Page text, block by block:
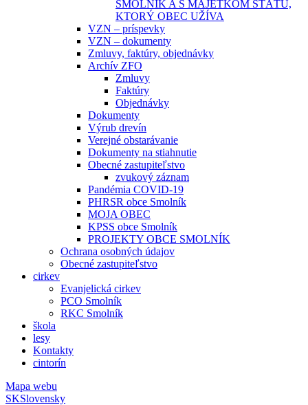
SMOLNÍK A S MAJETKOM ŠTÁTU,
KTORÝ OBEC UŽÍVA
VZN – príspevky
VZN – dokumenty
Zmluvy, faktúry, objednávky
Archív ZFO
Zmluvy
Faktúry
Objednávky
Dokumenty
Výrub drevín
Verejné obstarávanie
Dokumenty na stiahnutie
Obecné zastupiteľstvo
zvukový záznam
Pandémia COVID-19
PHRSR obce Smolník
MOJA OBEC
KPSS obce Smolník
PROJEKTY OBCE SMOLNÍK
Ochrana osobných údajov
Obecné zastupiteľstvo
cirkev
Evanjelická cirkev
PCO Smolník
RKC Smolník
škola
lesy
Kontakty
cintorín
Mapa webu
SKSlovensky